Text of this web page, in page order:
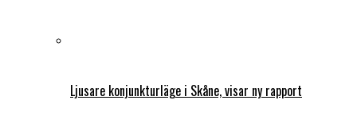
Ljusare konjunkturläge i Skåne, visar ny rapport